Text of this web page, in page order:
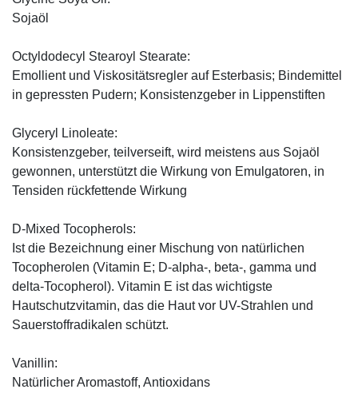
Sojaöl
Octyldodecyl Stearoyl Stearate:
Emollient und Viskositätsregler auf Esterbasis; Bindemittel
in gepressten Pudern; Konsistenzgeber in Lippenstiften
Glyceryl Linoleate:
Konsistenzgeber, teilverseift, wird meistens aus Sojaöl
gewonnen, unterstützt die Wirkung von Emulgatoren, in
Tensiden rückfettende Wirkung
D-Mixed Tocopherols:
Ist die Bezeichnung einer Mischung von natürlichen
Tocopherolen (Vitamin E; D-alpha-, beta-, gamma und
delta-Tocopherol). Vitamin E ist das wichtigste
Hautschutzvitamin, das die Haut vor UV-Strahlen und
Sauerstoffradikalen schützt.
Vanillin:
Natürlicher Aromastoff, Antioxidans